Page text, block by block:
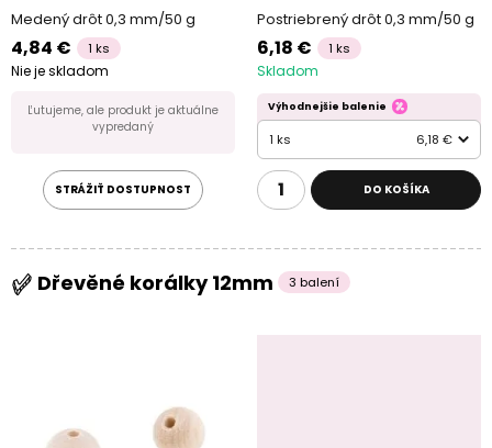
Medený drôt 0,3 mm/50 g
4,84 € 1 ks
Nie je skladom
Ľutujeme, ale produkt je aktuálne
vypredaný
STRÁŽIŤ DOSTUPNOST
Postriebrený drôt 0,3 mm/50 g
6,18 € 1 ks
Skladom
Výhodnejšie balenie
1 ks 6,18 €
DO KOŠÍKA
Dřevěné korálky 12mm 3 balení